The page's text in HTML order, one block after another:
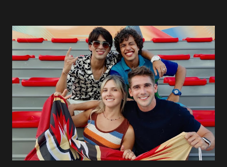
confessa a Gabriel que ele demonstrou ser o tipo de
pessoa que ela tanto desejou durante toda a vida. Camila
entra no quarto de Gabriel e imagina como seria o
encontro deles, quando conseguir seduzi-lo. Manuel avisa a
Paula sobre a suposta infidelidade de Gabriel com Joana.
Rogerio consegue se livrar de todas as suspeitas pelo
desaparecimento de Francisco, apontando que ele poderia
ter sido vítima da fúria de Gabriel. Artur informa a Gabriel
que a clínica inseminou por engano outra paciente, que está
...